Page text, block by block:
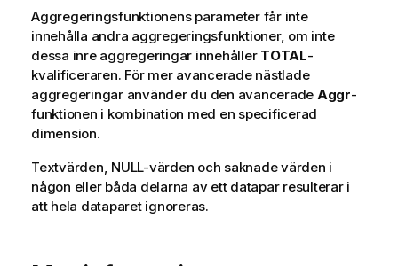
Aggregeringsfunktionens parameter får inte
innehålla andra aggregeringsfunktioner, om inte
dessa inre aggregeringar innehåller TOTAL-
kvalificeraren. För mer avancerade nästlade
aggregeringar använder du den avancerade Aggr-
funktionen i kombination med en specificerad
dimension.
Textvärden, NULL-värden och saknade värden i
någon eller båda delarna av ett datapar resulterar i
att hela dataparet ignoreras.